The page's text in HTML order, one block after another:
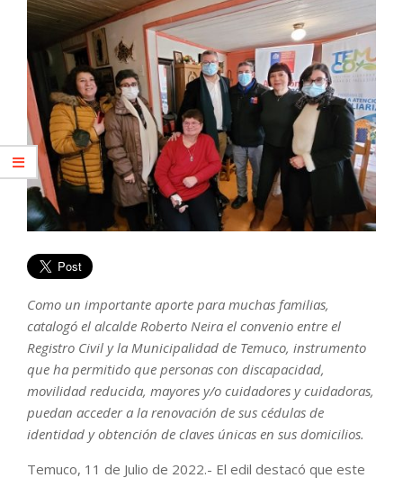
Como un importante aporte para muchas familias,
catalogó el alcalde Roberto Neira el convenio entre el
Registro Civil y la Municipalidad de Temuco, instrumento
que ha permitido que personas con discapacidad,
movilidad reducida, mayores y/o cuidadores y cuidadoras,
puedan acceder a la renovación de sus cédulas de
identidad y obtención de claves únicas en sus domicilios.
Temuco, 11 de Julio de 2022.- El edil destacó que este